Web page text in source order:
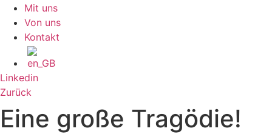
Mit uns
Von uns
Kontakt
Linkedin
Zurück
Eine große Tragödie!